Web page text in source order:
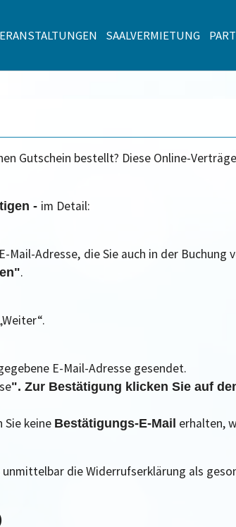
SAALVERMIETUNG
Gutschein bestellt? Diese Online-
- im Detail:
Mail-Adresse, die Sie auch in der Buchung
.
E-Mail-Adresse gesendet.
". Zur Bestätigung klicken Sie auf
Sie keine Bestätigungs-E-Mail erhalten,
die Widerrufserklärung als